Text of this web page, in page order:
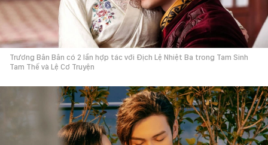
Trương Bân Bân có 2 lần hợp tác với Địch Lệ Nhiệt Ba trong Tam Sinh
Tam Thế và Lệ Cơ Truyện